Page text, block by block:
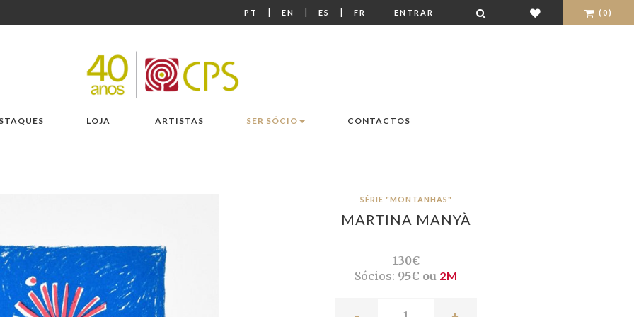
PT | EN | ES | FR ENTRAR (0)
LOJA ARTISTAS SER SÓCIO CONTACTOS
SÉRIE "MONTANHAS"
MARTINA MANYÀ
130€
Sócios: 95€ ou 2M